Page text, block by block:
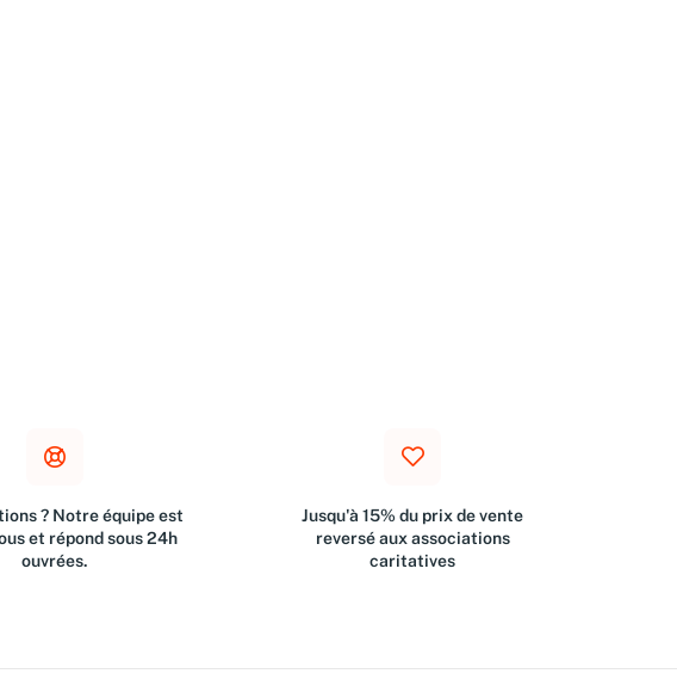
? Notre équipe est
et répond sous 24h
ouvrées.
Jusqu'à 15% du prix de vente
reversé aux associations
caritatives